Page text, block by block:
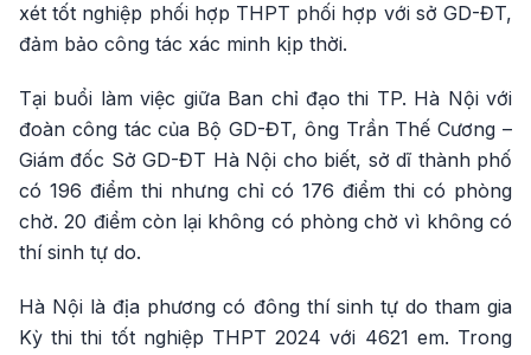
xét tốt nghiệp phối hợp THPT phối hợp với sở GD-ĐT,
đảm bảo công tác xác minh kịp thời.
Tại buổi làm việc giữa Ban chỉ đạo thi TP. Hà Nội với
đoàn công tác của Bộ GD-ĐT, ông Trần Thế Cương –
Giám đốc Sở GD-ĐT Hà Nội cho biết, sở dĩ thành phố
có 196 điểm thi nhưng chỉ có 176 điểm thi có phòng
chờ. 20 điểm còn lại không có phòng chờ vì không có
thí sinh tự do.
Hà Nội là địa phương có đông thí sinh tự do tham gia
Kỳ thi thi tốt nghiệp THPT 2024 với 4621 em. Trong